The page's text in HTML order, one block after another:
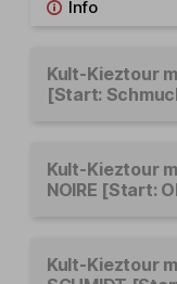
Kult-Kieztour
[Start:
Kult-Kieztour
NOIRE [Start:
Kult-Kieztour